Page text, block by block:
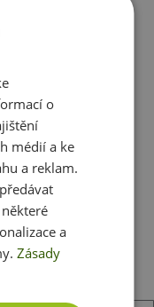
produkty
o
médií a ke
a reklam.
a
Zásady